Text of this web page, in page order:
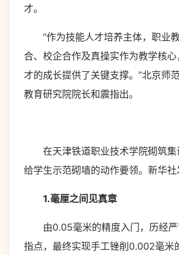
才。
“作为技能人才培养主体，职业
合、校企合作及真操实作为教学核
才的成长提供了关键支撑。”北京师
教育研究院院长和震指出。
在天津铁道职业技术学院砌筑集
给学生示范砌墙的动作要领。新华社
1.毫厘之间见真章
由0.05毫米的精度入门，历经严
指点，最终实现手工锉削0.002毫